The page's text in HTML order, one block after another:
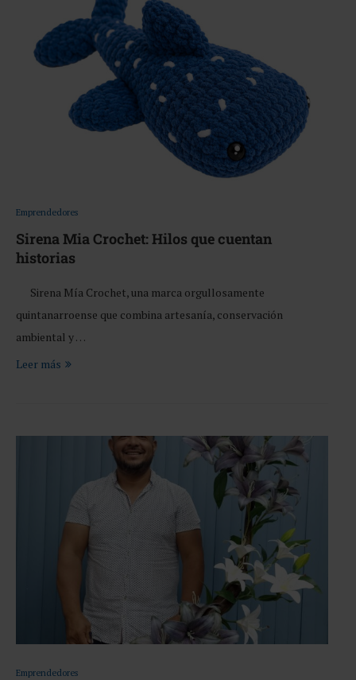
Emprendedores
Sirena Mia Crochet: Hilos que cuentan
historias
Sirena Mía Crochet, una marca orgullosamente
quintanarroense que combina artesanía, conservación
ambiental y …
Leer más
Emprendedores